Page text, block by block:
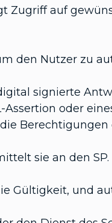
Zugriff auf
den Nutzer zu
signierte
oder
Berechtigungen
sie an den SP.
Gültigkeit, und